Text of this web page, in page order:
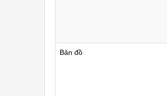
Bản đồ